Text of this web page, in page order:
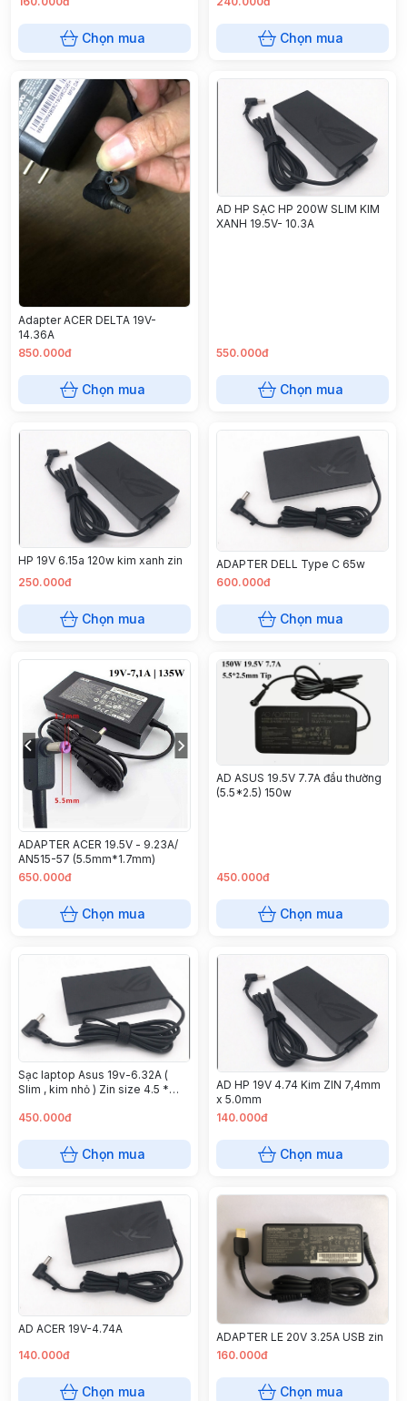
Chọn mua Chọn mua
Adapter ACER DELTA 19V-
14.36A
850.000đ
Chọn mua
AD HP SẠC HP 200W SLIM KIM
XANH 19.5V- 10.3A
550.000đ
Chọn mua
HP 19V 6.15a 120w kim xanh zin
250.000đ
Chọn mua
ADAPTER DELL Type C 65w
600.000đ
Chọn mua
ADAPTER ACER 19.5V - 9.23A/
AN515-57 (5.5mm*1.7mm)
650.000đ
Chọn mua
AD ASUS 19.5V 7.7A đầu thường
(5.5*2.5) 150w
450.000đ
Chọn mua
Sạc laptop Asus 19v-6.32A (
Slim , kim nhỏ ) Zin size 4.5 *
450.000đ
Chọn mua
AD HP 19V 4.74 Kim ZIN 7,4mm
x 5.0mm
140.000đ
Chọn mua
AD ACER 19V-4.74A
140.000đ
Chọn mua
ADAPTER LE 20V 3.25A USB zin
160.000đ
Chọn mua